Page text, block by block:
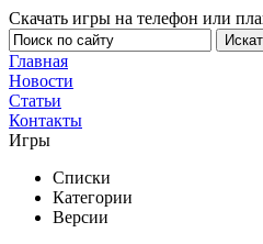
Скачать игры на телефон или
Главная
Новости
Статьи
Контакты
Игры
Списки
Категории
Версии